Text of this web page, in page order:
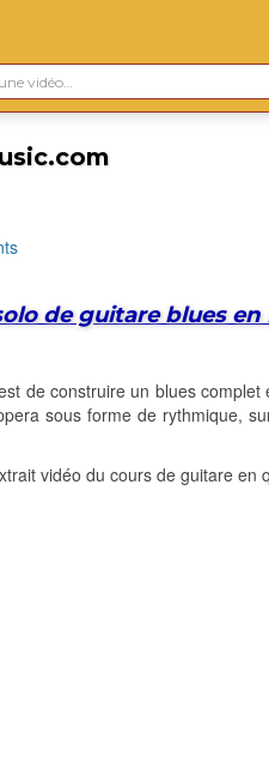
de guitare blues en
de construire un blues complet
sous forme de rythmique,
vidéo du cours de guitare en